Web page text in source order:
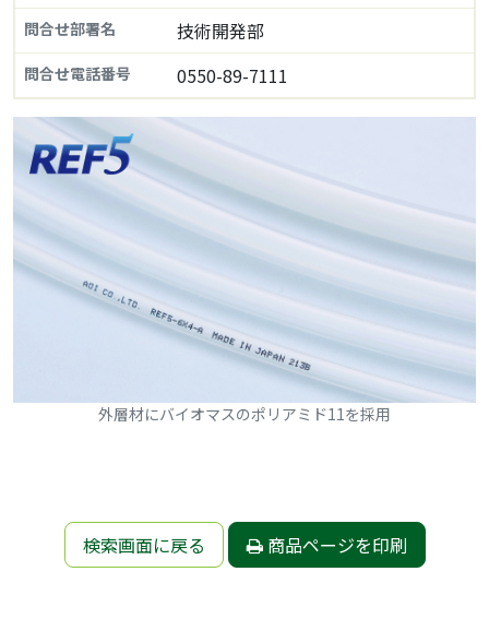
問合せ部署名 技術開発部
問合せ電話番号 0550-89-7111
外層材にバイオマスのポリアミド11を採用
検索画面に戻る 商品ページを印刷